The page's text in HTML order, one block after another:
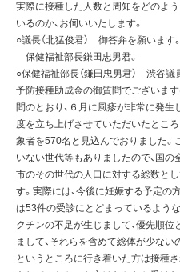
実際に接種した人数と周知をどのよ
いるのか、お伺いいたします。
○議長（北猛俊君） 御答弁を願います。
保健福祉部長鎌田忠男君。
○保健福祉部長（鎌田忠男君） 渋谷
予防接種助成金の御質問でございます
問のとおり、６月に風疹が非常に発生
度を立ち上げさせていただいたとこ
象者を570名と見込んでおりました。
いない世代等もありましたので、国
市のその世代の人口に対する総数と
す。実際には、今後に妊娠する予定の
は53件の受診にとどまっているよう
クチンの不足が生じまして、優先順
まして、それらを含めて総体が少ない
というところに行き着いた方は接種